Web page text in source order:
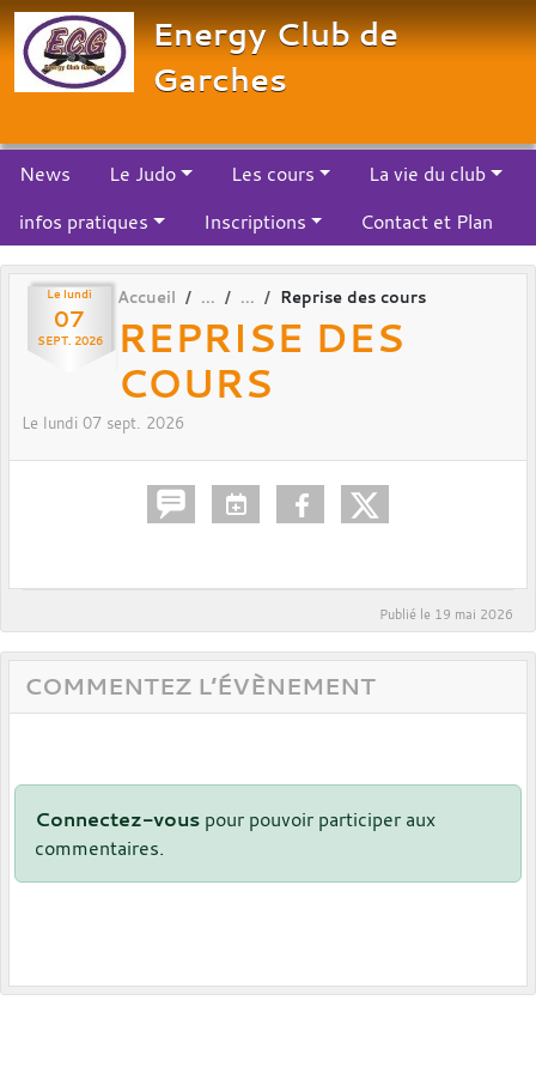
Energy Club de
Garches
News Le Judo Les cours
La vie du club
infos pratiques
Inscriptions Contact et Plan
Le lundi
07
SEPT. 2026
Accueil Reprise des cours
REPRISE DES
COURS
Le lundi 07 sept. 2026
Publié le 19 mai 2026
COMMENTEZ L’ÉVÈNEMENT
Connectez-vous pour pouvoir participer aux
commentaires.
Panneau de gestion des cookies